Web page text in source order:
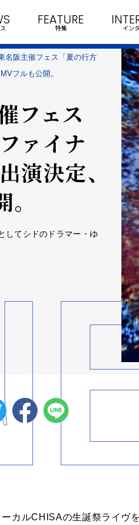
FEATURE
特集 イン
名阪主催フェス「夏の行方
フルも公開。
フェス
ァイナ
演決定、
してシドのドラマー・ゆ
カルCHISAの生誕祭ライヴ